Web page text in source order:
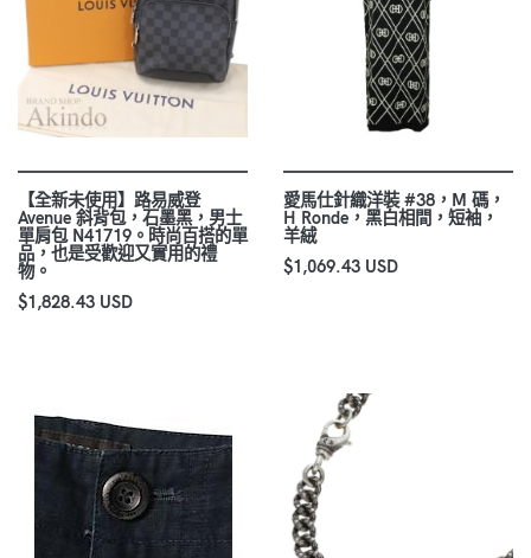
【全新未使用】路易威登
Avenue 斜背包，石墨黑，男士
單肩包 N41719。時尚百搭的單
品，也是受歡迎又實用的禮
物。
$1,828.43 USD
愛馬仕針織洋裝 #38，M 碼，
H Ronde，黑白相間，短袖，
羊絨
$1,069.43 USD